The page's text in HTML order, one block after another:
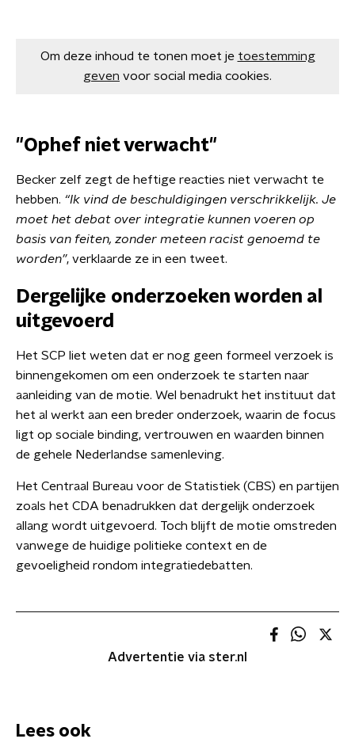
Om deze inhoud te tonen moet je toestemming
geven voor social media cookies.
"Ophef niet verwacht"
Becker zelf zegt de heftige reacties niet verwacht te
hebben. “Ik vind de beschuldigingen verschrikkelijk. Je
moet het debat over integratie kunnen voeren op
basis van feiten, zonder meteen racist genoemd te
worden”, verklaarde ze in een tweet.
Dergelijke onderzoeken worden al
uitgevoerd
Het SCP liet weten dat er nog geen formeel verzoek is
binnengekomen om een onderzoek te starten naar
aanleiding van de motie. Wel benadrukt het instituut dat
het al werkt aan een breder onderzoek, waarin de focus
ligt op sociale binding, vertrouwen en waarden binnen
de gehele Nederlandse samenleving.
Het Centraal Bureau voor de Statistiek (CBS) en partijen
zoals het CDA benadrukken dat dergelijk onderzoek
allang wordt uitgevoerd. Toch blijft de motie omstreden
vanwege de huidige politieke context en de
gevoeligheid rondom integratiedebatten.
Advertentie via ster.nl
Lees ook